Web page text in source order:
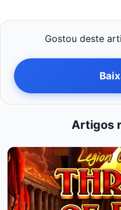
Gostou deste
Artigos